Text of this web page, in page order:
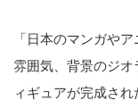
「日本のマンガや
雰囲気、背景のジ
ィギュアが完成さ